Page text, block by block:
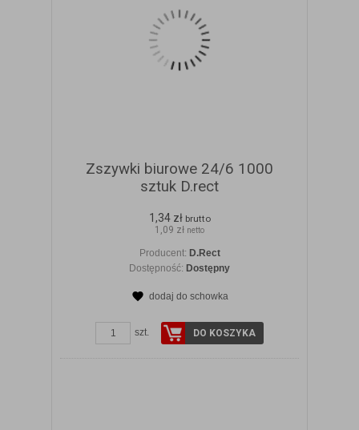
Zszywki biurowe 24/6 1000
sztuk D.rect
1,34 zł brutto
1,09 zł netto
Producent: D.Rect
Dostępność: Dostępny
dodaj do schowka
szt. DO KOSZYKA